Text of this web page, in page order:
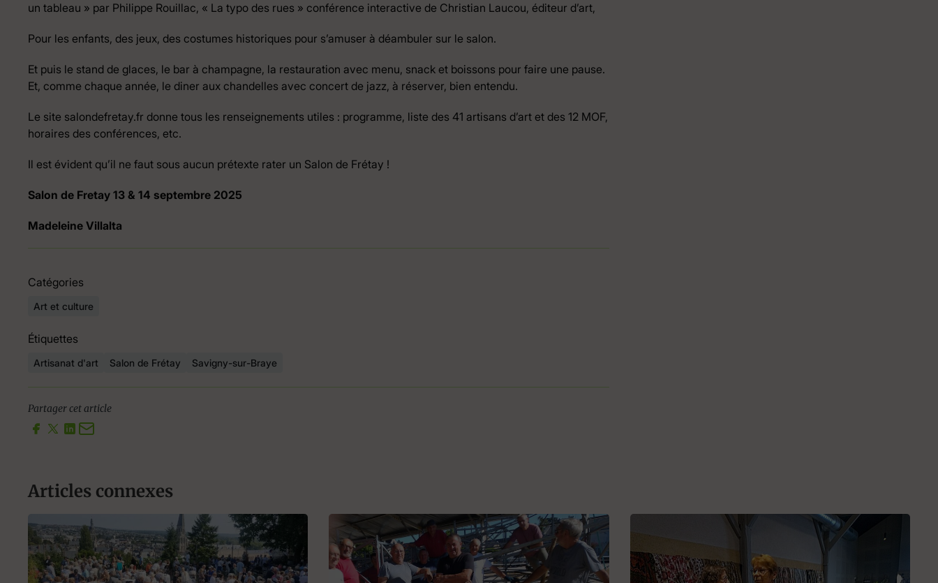
un tableau » par Philippe Rouillac, « La typo des rues » conférence interactive de Christian Laucou, éditeur d’art,
Pour les enfants, des jeux, des costumes historiques pour s’amuser à déambuler sur le salon.
Et puis le stand de glaces, le bar à champagne, la restauration avec menu, snack et boissons pour faire une pause.
Et, comme chaque année, le diner aux chandelles avec concert de jazz, à réserver, bien entendu.
Le site salondefretay.fr donne tous les renseignements utiles : programme, liste des 41 artisans d’art et des 12 MOF,
horaires des conférences, etc.
Il est évident qu’il ne faut sous aucun prétexte rater un Salon de Frétay !
Salon de Fretay 13 & 14 septembre 2025
Madeleine Villalta
Catégories
Art et culture
Étiquettes
Artisanat d'art Salon de Frétay Savigny-sur-Braye
Partager cet article
Articles connexes